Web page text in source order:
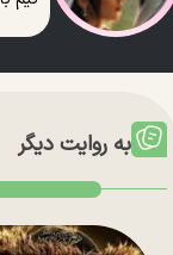
به روایت دیگر